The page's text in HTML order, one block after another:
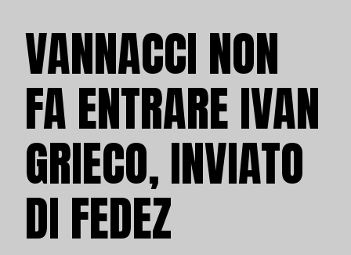
VANNACCI NON
FA ENTRARE IVAN
GRIECO, INVIATO
DI FEDEZ